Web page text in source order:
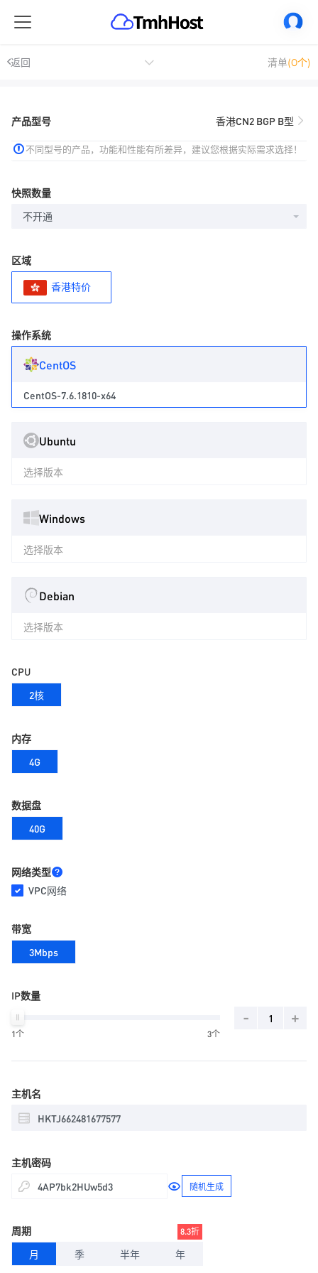
返回 清单(0个)
产品型号 香港CN2 BGP B型
不同型号的产品，功能和性能有所差异，建议您根据实际需求选择！
快照数量
不开通
区域
香港特价
操作系统
CentOS
CentOS-7.6.1810-x64
Ubuntu
选择版本
Windows
选择版本
Debian
选择版本
CPU
2核
内存
4G
数据盘
40G
网络类型
VPC网络
带宽
3Mbps
IP数量
1个 3个
- +
主机名
主机密码
随机生成
周期
月
季 半年 年
8.3折